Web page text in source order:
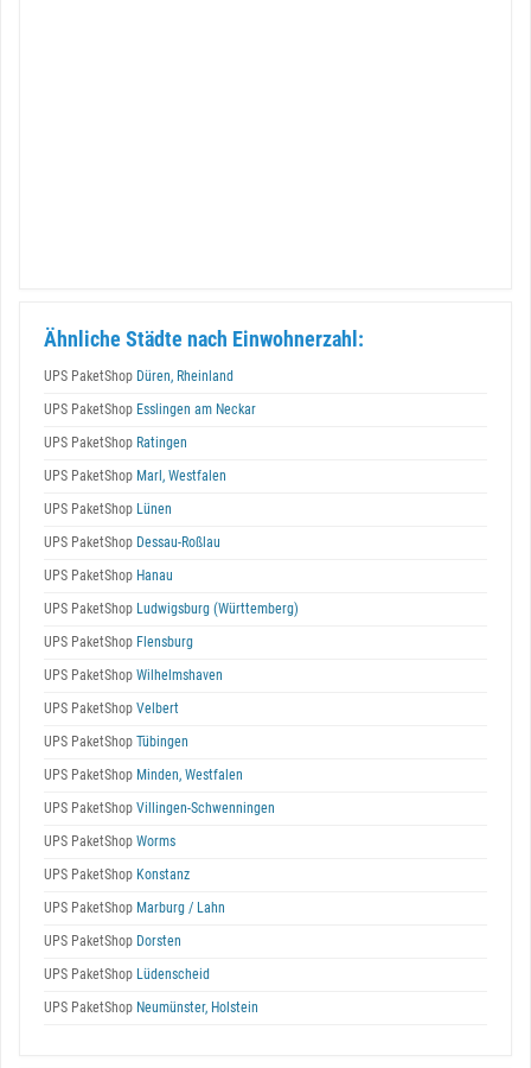
Ähnliche Städte nach Einwohnerzahl:
UPS PaketShop Düren, Rheinland
UPS PaketShop Esslingen am Neckar
UPS PaketShop Ratingen
UPS PaketShop Marl, Westfalen
UPS PaketShop Lünen
UPS PaketShop Dessau-Roßlau
UPS PaketShop Hanau
UPS PaketShop Ludwigsburg (Württemberg)
UPS PaketShop Flensburg
UPS PaketShop Wilhelmshaven
UPS PaketShop Velbert
UPS PaketShop Tübingen
UPS PaketShop Minden, Westfalen
UPS PaketShop Villingen-Schwenningen
UPS PaketShop Worms
UPS PaketShop Konstanz
UPS PaketShop Marburg / Lahn
UPS PaketShop Dorsten
UPS PaketShop Lüdenscheid
UPS PaketShop Neumünster, Holstein